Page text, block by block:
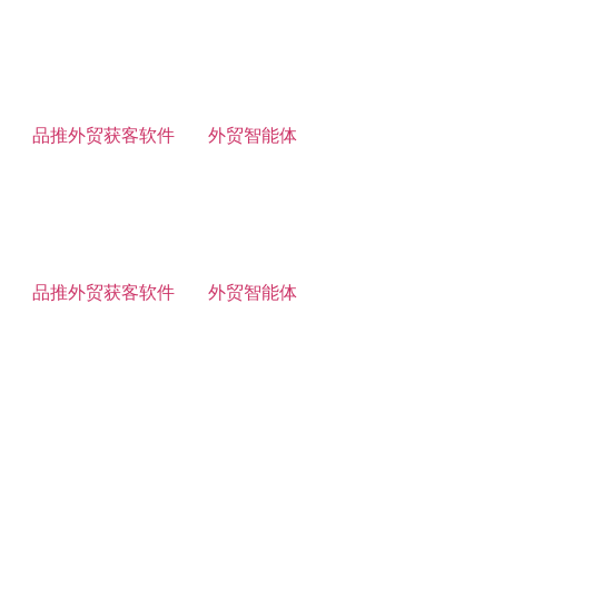
品推外贸获客软件 外贸智能体
品推外贸获客软件 外贸智能体